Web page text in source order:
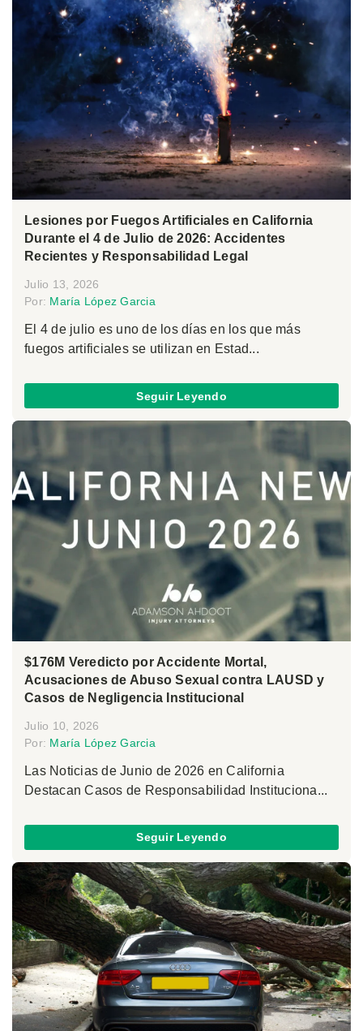
Lesiones por Fuegos Artificiales en California
Durante el 4 de Julio de 2026: Accidentes
Recientes y Responsabilidad Legal
Julio 13, 2026
Por: María López Garcia
El 4 de julio es uno de los días en los que más
fuegos artificiales se utilizan en Estad...
Seguir Leyendo
$176M Veredicto por Accidente Mortal,
Acusaciones de Abuso Sexual contra LAUSD y
Casos de Negligencia Institucional
Julio 10, 2026
Por: María López Garcia
Las Noticias de Junio de 2026 en California
Destacan Casos de Responsabilidad Instituciona...
Seguir Leyendo